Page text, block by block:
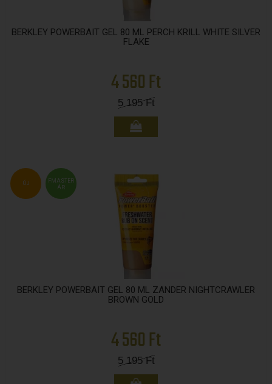
BERKLEY POWERBAIT GEL 80 ML PERCH KRILL WHITE SILVER
FLAKE
4 560 Ft
5 195Ft
FMASTER
ÁR
ÚJ
BERKLEY POWERBAIT GEL 80 ML ZANDER NIGHTCRAWLER
BROWN GOLD
4 560 Ft
5 195Ft